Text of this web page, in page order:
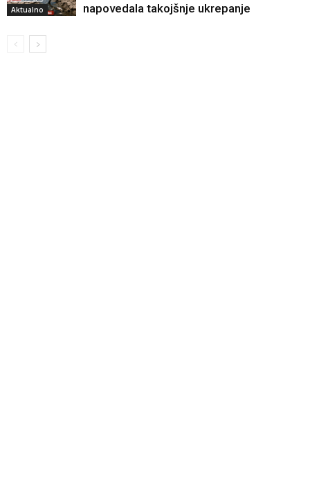
Aktualno
napovedala takojšnje ukrepanje